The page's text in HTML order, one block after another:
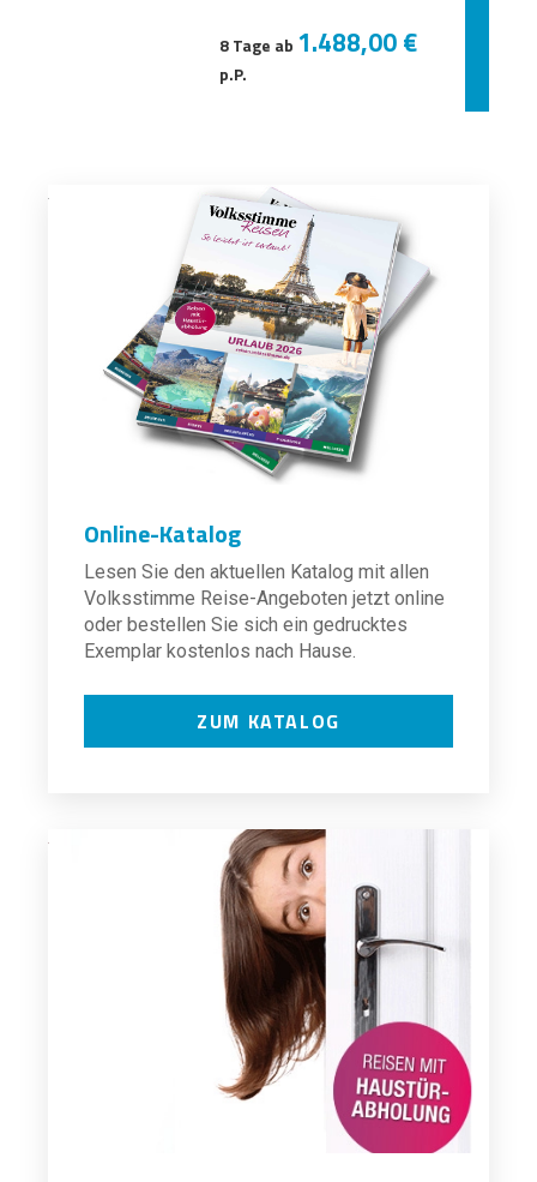
8 Tage ab 1.488,00 €
p.P.
Online-Katalog
Lesen Sie den aktuellen Katalog mit allen
Volksstimme Reise-Angeboten jetzt online
oder bestellen Sie sich ein gedrucktes
Exemplar kostenlos nach Hause.
ZUM KATALOG